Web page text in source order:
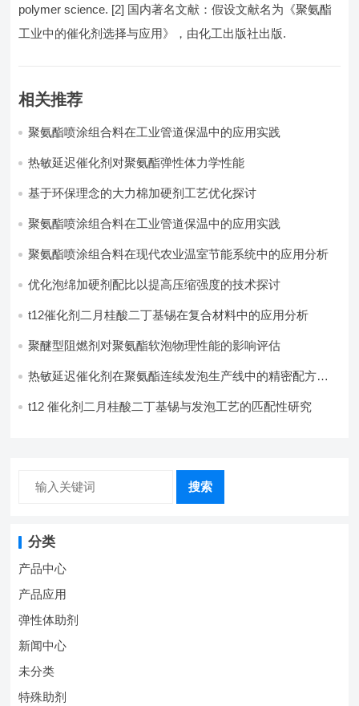
polymer science. [2] 国内著名文献：假设文献名为《聚氨酯
工业中的催化剂选择与应用》，由化工出版社出版.
相关推荐
聚氨酯喷涂组合料在工业管道保温中的应用实践
热敏延迟催化剂对聚氨酯弹性体力学性能
基于环保理念的大力棉加硬剂工艺优化探讨
聚氨酯喷涂组合料在工业管道保温中的应用实践
聚氨酯喷涂组合料在现代农业温室节能系统中的应用分析​
优化泡绵加硬剂配比以提高压缩强度的技术探讨
t12催化剂二月桂酸二丁基锡在复合材料中的应用分析
聚醚型阻燃剂对聚氨酯软泡物理性能的影响评估​
热敏延迟催化剂在聚氨酯连续发泡生产线中的精密配方设
t12 催化剂二月桂酸二丁基锡与发泡工艺的匹配性研究
搜索
分类
产品中心
产品应用
弹性体助剂
新闻中心
未分类
特殊助剂